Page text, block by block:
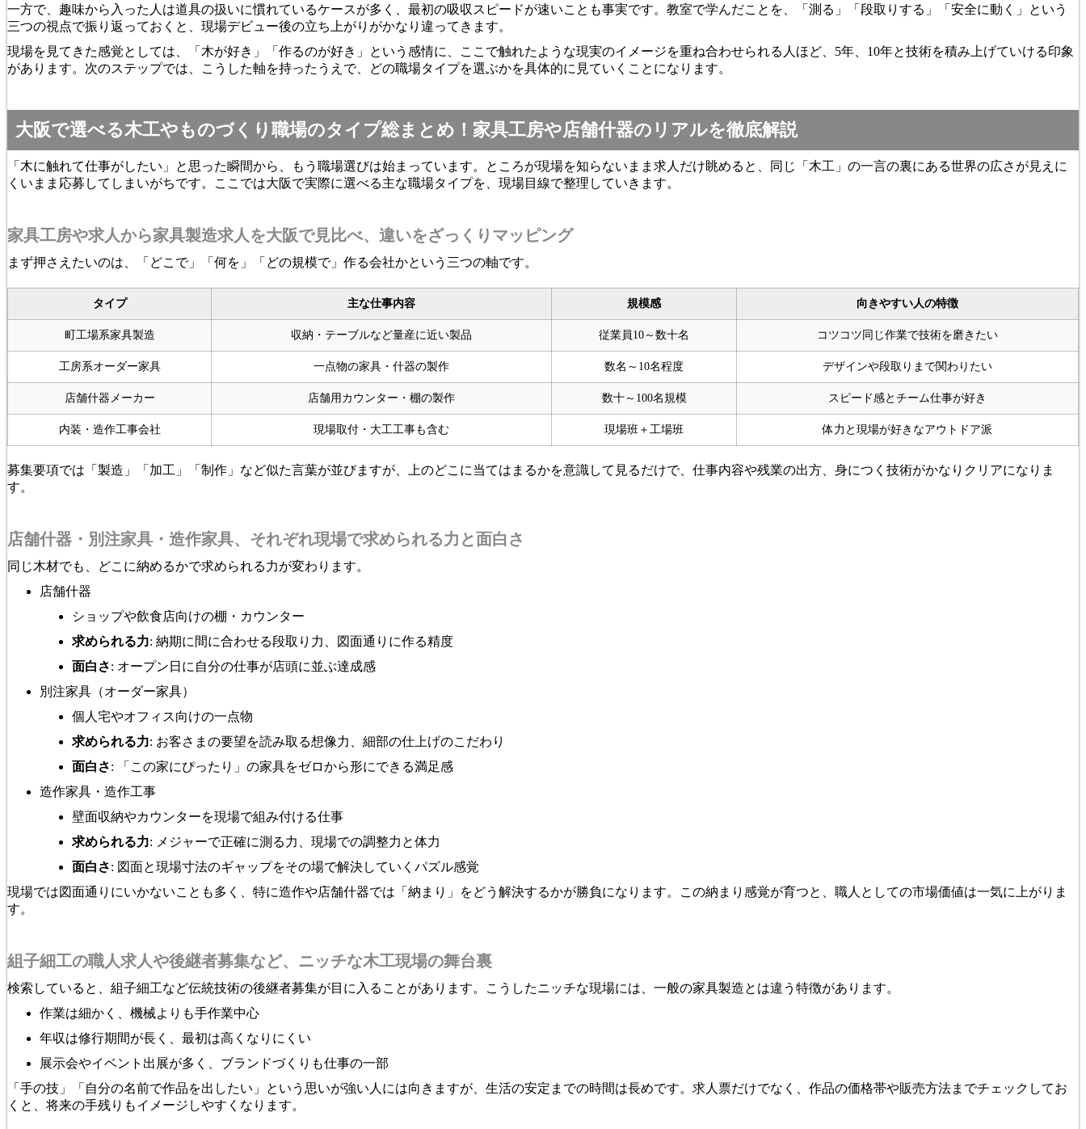
一方で、趣味から入った人は道具の扱いに慣れているケースが多く、最初の吸収スピードが速いことも事実です。教室で学んだことを、「測る」「段取りする」「安全に動く」という
三つの視点で振り返っておくと、現場デビュー後の立ち上がりがかなり違ってきます。
現場を見てきた感覚としては、「木が好き」「作るのが好き」という感情に、ここで触れたような現実のイメージを重ね合わせられる人ほど、5年、10年と技術を積み上げていける印象
があります。次のステップでは、こうした軸を持ったうえで、どの職場タイプを選ぶかを具体的に見ていくことになります。
大阪で選べる木工やものづくり職場のタイプ総まとめ！家具工房や店舗什器のリアルを徹底解説
「木に触れて仕事がしたい」と思った瞬間から、もう職場選びは始まっています。ところが現場を知らないまま求人だけ眺めると、同じ「木工」の一言の裏にある世界の広さが見えに
くいまま応募してしまいがちです。ここでは大阪で実際に選べる主な職場タイプを、現場目線で整理していきます。
家具工房や求人から家具製造求人を大阪で見比べ、違いをざっくりマッピング
まず押さえたいのは、「どこで」「何を」「どの規模で」作る会社かという三つの軸です。
タイプ 主な仕事内容 規模感 向きやすい人の特徴
町工場系家具製造 収納・テーブルなど量産に近い製品 従業員10～数十名 コツコツ同じ作業で技術を磨きたい
工房系オーダー家具 一点物の家具・什器の製作 数名～10名程度 デザインや段取りまで関わりたい
店舗什器メーカー 店舗用カウンター・棚の製作 数十～100名規模 スピード感とチーム仕事が好き
内装・造作工事会社 現場取付・大工工事も含む 現場班＋工場班 体力と現場が好きなアウトドア派
募集要項では「製造」「加工」「制作」など似た言葉が並びますが、上のどこに当てはまるかを意識して見るだけで、仕事内容や残業の出方、身につく技術がかなりクリアになりま
す。
店舗什器・別注家具・造作家具、それぞれ現場で求められる力と面白さ
同じ木材でも、どこに納めるかで求められる力が変わります。
店舗什器
ショップや飲食店向けの棚・カウンター
求められる力: 納期に間に合わせる段取り力、図面通りに作る精度
面白さ: オープン日に自分の仕事が店頭に並ぶ達成感
別注家具（オーダー家具）
個人宅やオフィス向けの一点物
求められる力: お客さまの要望を読み取る想像力、細部の仕上げのこだわり
面白さ: 「この家にぴったり」の家具をゼロから形にできる満足感
造作家具・造作工事
壁面収納やカウンターを現場で組み付ける仕事
求められる力: メジャーで正確に測る力、現場での調整力と体力
面白さ: 図面と現場寸法のギャップをその場で解決していくパズル感覚
現場では図面通りにいかないことも多く、特に造作や店舗什器では「納まり」をどう解決するかが勝負になります。この納まり感覚が育つと、職人としての市場価値は一気に上がりま
す。
組子細工の職人求人や後継者募集など、ニッチな木工現場の舞台裏
検索していると、組子細工など伝統技術の後継者募集が目に入ることがあります。こうしたニッチな現場には、一般の家具製造とは違う特徴があります。
作業は細かく、機械よりも手作業中心
年収は修行期間が長く、最初は高くなりにくい
展示会やイベント出展が多く、ブランドづくりも仕事の一部
「手の技」「自分の名前で作品を出したい」という思いが強い人には向きますが、生活の安定までの時間は長めです。求人票だけでなく、作品の価格帯や販売方法までチェックしてお
くと、将来の手残りもイメージしやすくなります。